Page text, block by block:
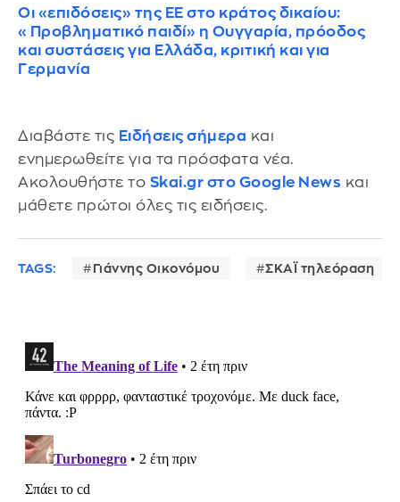
Οι «επιδόσεις» της ΕΕ στο κράτος δικαίου:
«Προβληματικό παιδί» η Ουγγαρία, πρόοδος
και συστάσεις για Ελλάδα, κριτική και για
Γερμανία
Διαβάστε τις Ειδήσεις σήμερα και
ενημερωθείτε για τα πρόσφατα νέα.
Ακολουθήστε το Skai.gr στο Google News και
μάθετε πρώτοι όλες τις ειδήσεις.
TAGS: Γιάννης Οικονόμου ΣΚΑΪ τηλεόραση